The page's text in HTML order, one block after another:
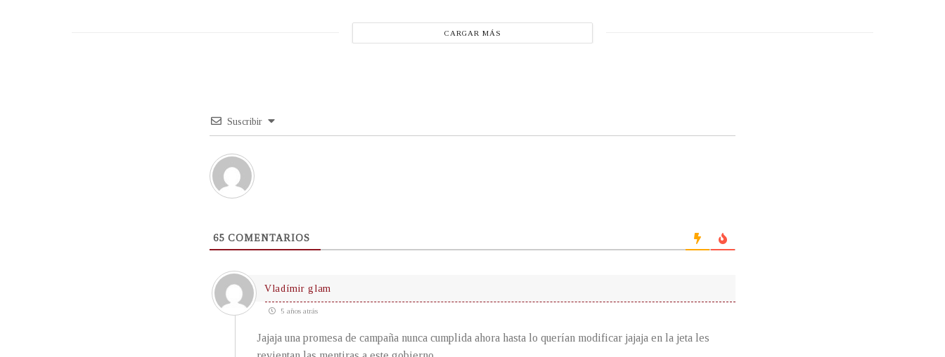
CARGAR MÁS
Suscribir
65 COMENTARIOS
Vladímir glam
5 años atrás
Jajaja una promesa de campaña nunca cumplida ahora hasta lo querían modificar jajaja en la jeta les